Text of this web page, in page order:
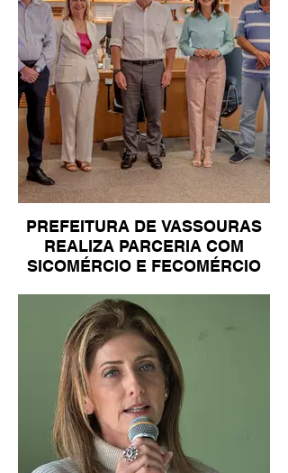
PREFEITURA DE VASSOURAS
REALIZA PARCERIA COM
SICOMÉRCIO E FECOMÉRCIO